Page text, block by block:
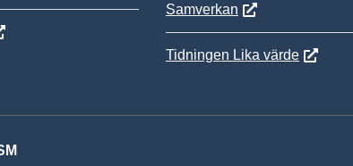
Samverkan
Tidningen Lika värde